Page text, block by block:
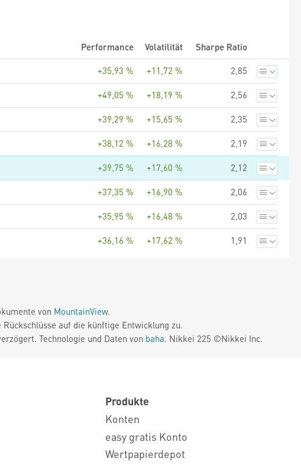
Performance Volatilität
Sharpe Ratio
+35,93 % +11,72 % 2,85
+49,05 % +18,19 % 2,56
+39,29 % +15,65 % 2,35
+38,12 % +16,28 % 2,19
+39,75 % +17,60 % 2,12
+37,35 % +16,90 % 2,06
+35,95 % +16,48 % 2,03
+36,16 % +17,62 % 1,91
von MountainView.
auf die künftige Entwicklung zu.
Technologie und Daten von baha. Nikkei 225 ©Nikkei Inc.
Produkte
Konten
easy gratis Konto
Wertpapierdepot